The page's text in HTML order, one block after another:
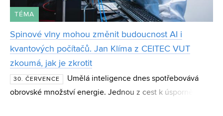
TÉMA
Spinové vlny mohou změnit budoucnost AI i
kvantových počítačů. Jan Klíma z CEITEC VUT
zkoumá, jak je zkrotit
30. ČERVENCE
Umělá inteligence dnes spotřebovává
obrovské množství energie. Jednou z cest k úspornějším